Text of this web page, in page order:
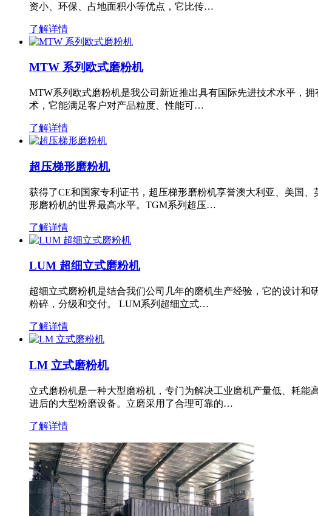
资小、环保、占地面积小等优点，它比传…
了解详情
MTW 系列欧式磨粉机
MTW系列欧式磨粉机是我公司新近推出具有国际先进技术水平，
术，它能满足客户对产品粒度、性能可…
了解详情
超压梯形磨粉机
获得了CE和国家专利证书，超压梯形磨粉机享誉澳大利亚、美国
形磨粉机的世界最高水平。TGM系列超压…
了解详情
LUM 超细立式磨粉机
超细立式磨粉机是结合我们公司几年的磨机生产经验，它的设计
粉碎，分级和交付。 LUM系列超细立式…
了解详情
LM 立式磨粉机
立式磨粉机是一种大型磨粉机，专门为解决工业磨机产量低、耗
进后的大型粉磨设备。立磨采用了合理可靠的…
了解详情